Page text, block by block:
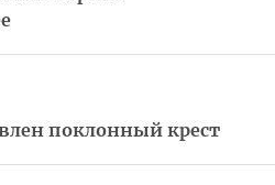
поклонный крест